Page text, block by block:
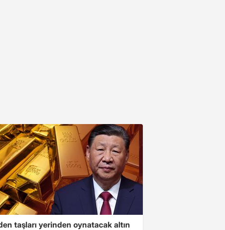
taşları yerinden oynatacak altın